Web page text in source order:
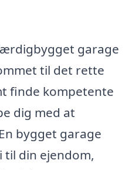
garage
til det rette
finde kompetente
dig med at
bygget garage
din ejendom,